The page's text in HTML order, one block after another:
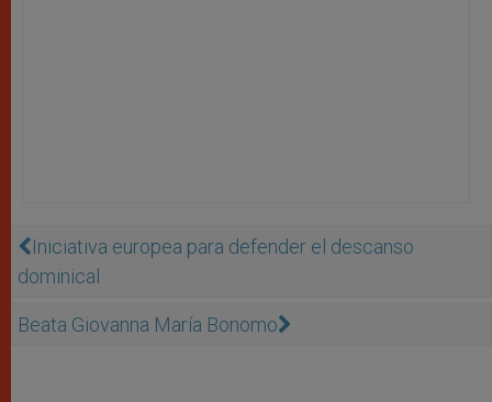
Iniciativa europea para defender el descanso
dominical
Beata Giovanna María Bonomo